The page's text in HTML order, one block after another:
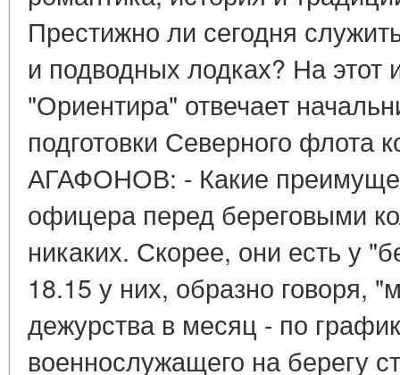
Престижно ли сегодня
и подводных лодках? На этот
"Ориентира" отвечает
подготовки Северного флота
АГАФОНОВ: - Какие
офицера перед береговыми
никаких. Скорее, они есть у
18.15 у них, образно говоря,
дежурства в месяц - по
военнослужащего на берегу